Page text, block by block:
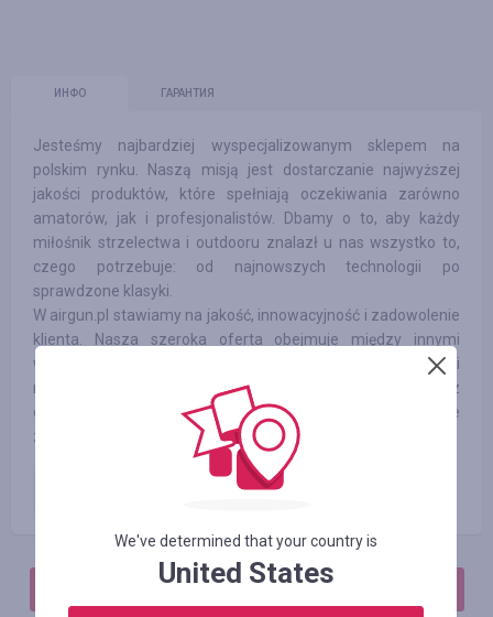
ИНФО ГАРАНТИЯ
Jesteśmy najbardziej wyspecjalizowanym sklepem na
polskim rynku. Naszą misją jest dostarczanie najwyższej
jakości produktów, które spełniają oczekiwania zarówno
amatorów, jak i profesjonalistów. Dbamy o to, aby każdy
miłośnik strzelectwa i outdooru znalazł u nas wszystko to,
czego potrzebuje: od najnowszych technologii po
sprawdzone klasyki.
W airgun.pl stawiamy na jakość, innowacyjność i zadowolenie
klienta. Nasza szeroka oferta obejmuje między innymi
wiatrówki PCP, które charakteryzują się wyjątkową precyzją i
mocą, noże składane, idealne do codziennego użytku oraz
outdoorowych przygód, a także nasadki noktowizyjne, które
znacząco poprawiają możliwości obserwacyjne w nocy.
Zamówienie opłacone
We've determined that your country is
United States